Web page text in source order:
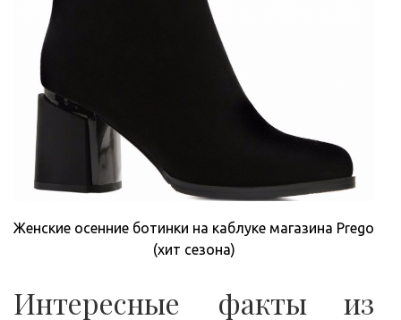
Женские осенние ботинки на каблуке магазина Prego
(хит сезона)
Интересные факты из